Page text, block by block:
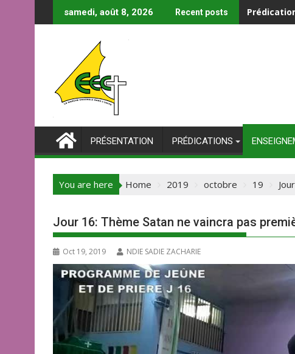
samedi, août 8, 2026 Recent posts
PRÉSENTATION PRÉDICATIONS
You are here Home 2019 octobre 19
Jour 16: Thème Satan ne vaincra pas
Oct 19, 2019 NDIE SADIE ZACHARIE